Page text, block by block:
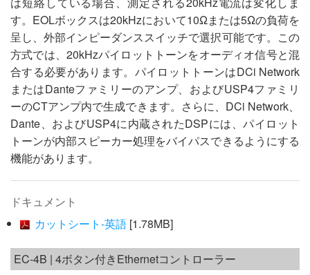
す。EOLボックスは20kHzにおいて10Ωまたは5Ωの負荷を
呈し、外部インピーダンススイッチで選択可能です。この
方式では、20kHzパイロットトーンをオーディオ信号と混
合する必要があります。パイロットトーンはDCi Network
またはDanteファミリーのアンプ、およびUSP4ファミリ
ーのCTアンプ内で生成できます。さらに、DCi Network、
Dante、およびUSP4に内蔵されたDSPには、パイロット
トーンが内部スピーカー処理をバイパスできるようにする
機能があります。
ドキュメント
カットシート-英語 [1.78MB]
EC-4B | 4ボタン付きEthernetコントローラー